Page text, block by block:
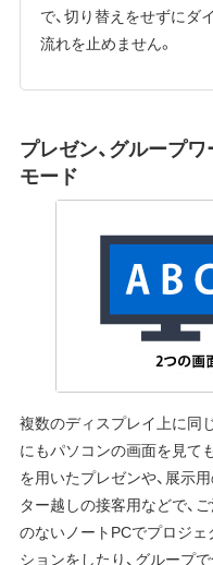
で、切り替えをせずにダ
流れを止めません。
プレゼン、グループ
モード
複数のディスプレイ上に同
にもパソコンの画面を見て
を用いたプレゼンや、展示
ター越しの接客用などで、
のないノートPCでプロジェ
ションをしたり、グループ